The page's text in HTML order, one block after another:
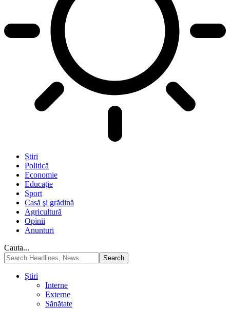
Știri
Politică
Economie
Educaţie
Sport
Casă şi grădină
Agricultură
Opinii
Anunturi
Cauta...
Știri
Interne
Externe
Sănătate